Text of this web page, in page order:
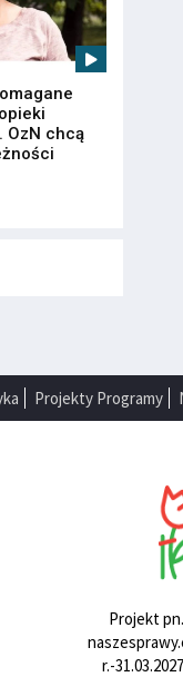
OzN chcą
Projekty Programy
Projekt
r.-